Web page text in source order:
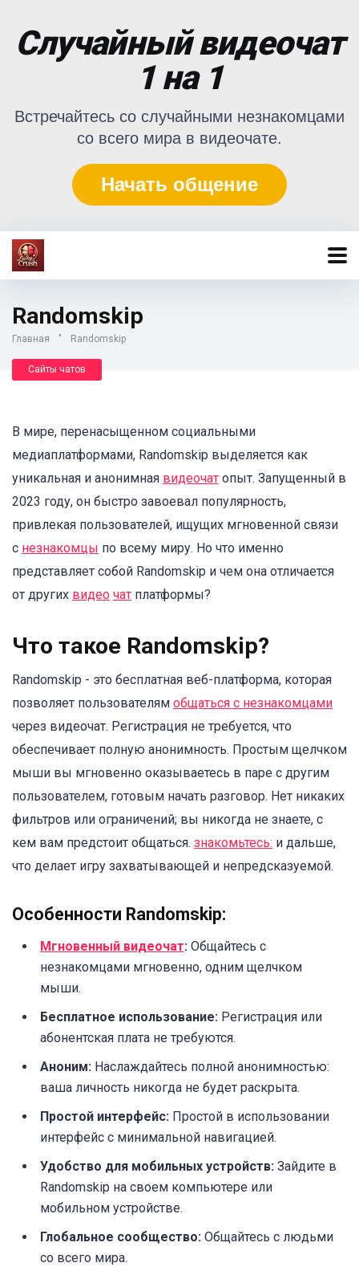
Случайный видеочат
1 на 1
Встречайтесь со случайными незнакомцами
со всего мира в видеочате.
Начать общение
Randomskip
Главная " Randomskip
Сайты чатов
В мире, перенасыщенном социальными
медиаплатформами, Randomskip выделяется как
уникальная и анонимная видеочат опыт. Запущенный в
2023 году, он быстро завоевал популярность,
привлекая пользователей, ищущих мгновенной связи
с незнакомцы по всему миру. Но что именно
представляет собой Randomskip и чем она отличается
от других видео чат платформы?
Что такое Randomskip?
Randomskip - это бесплатная веб-платформа, которая
позволяет пользователям общаться с незнакомцами
через видеочат. Регистрация не требуется, что
обеспечивает полную анонимность. Простым щелчком
мыши вы мгновенно оказываетесь в паре с другим
пользователем, готовым начать разговор. Нет никаких
фильтров или ограничений; вы никогда не знаете, с
кем вам предстоит общаться. знакомьтесь: и дальше,
что делает игру захватывающей и непредсказуемой.
Особенности Randomskip:
Мгновенный видеочат: Общайтесь с
незнакомцами мгновенно, одним щелчком
мыши.
Бесплатное использование: Регистрация или
абонентская плата не требуются.
Аноним: Наслаждайтесь полной анонимностью:
ваша личность никогда не будет раскрыта.
Простой интерфейс: Простой в использовании
интерфейс с минимальной навигацией.
Удобство для мобильных устройств: Зайдите в
Randomskip на своем компьютере или
мобильном устройстве.
Глобальное сообщество: Общайтесь с людьми
со всего мира.